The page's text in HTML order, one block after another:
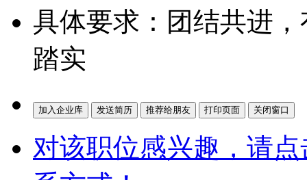
具体要求：团结共进
踏实
对该职位感兴趣，请